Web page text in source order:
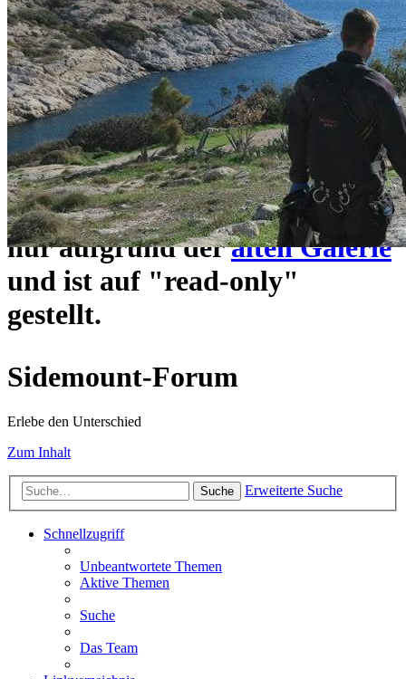
Das Sidemount-Forum ist auf
ein neues Forensystem
umgezogen und wie gewohnt
unterhttps://www.sidemount-
forum.comerreichbar.
Das alte Forum hier existiert
nur aufgrund deralten Galerie
und ist auf "read-only"
gestellt.
Sidemount-Forum
Erlebe den Unterschied
Zum Inhalt
Suche Erweiterte Suche
Schnellzugriff
Unbeantwortete Themen
Aktive Themen
Suche
Das Team